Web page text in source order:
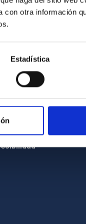
otra información
Estadística
DEL IAC
web